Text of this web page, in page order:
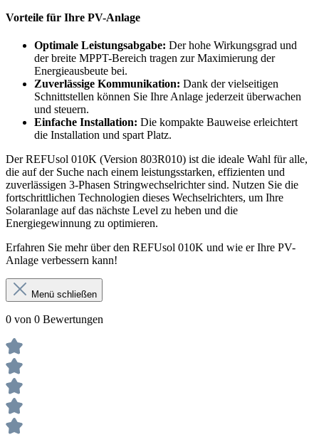
Vorteile für Ihre PV-Anlage
Optimale Leistungsabgabe: Der hohe Wirkungsgrad und
der breite MPPT-Bereich tragen zur Maximierung der
Energieausbeute bei.
Zuverlässige Kommunikation: Dank der vielseitigen
Schnittstellen können Sie Ihre Anlage jederzeit überwachen
und steuern.
Einfache Installation: Die kompakte Bauweise erleichtert
die Installation und spart Platz.
Der REFUsol 010K (Version 803R010) ist die ideale Wahl für alle,
die auf der Suche nach einem leistungsstarken, effizienten und
zuverlässigen 3-Phasen Stringwechselrichter sind. Nutzen Sie die
fortschrittlichen Technologien dieses Wechselrichters, um Ihre
Solaranlage auf das nächste Level zu heben und die
Energiegewinnung zu optimieren.
Erfahren Sie mehr über den REFUsol 010K und wie er Ihre PV-
Anlage verbessern kann!
Menü schließen
0 von 0 Bewertungen